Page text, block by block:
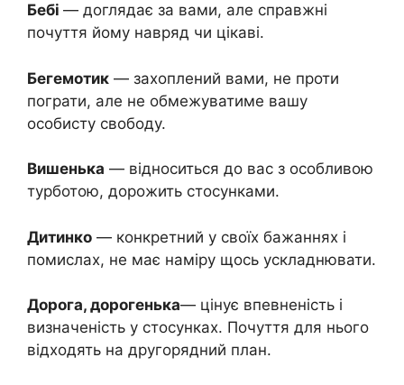
Бебі — доглядає за вами, але справжні
почуття йому навряд чи цікаві.
Бегемотик — захоплений вами, не проти
пограти, але не обмежуватиме вашу
особисту свободу.
Вишенька — відноситься до вас з особливою
турботою, дорожить стосунками.
Дитинко — конкретний у своїх бажаннях і
помислах, не має наміру щось ускладнювати.
Дорога, дорогенька— цінує впевненість і
визначеність у стосунках. Почуття для нього
відходять на другорядний план.